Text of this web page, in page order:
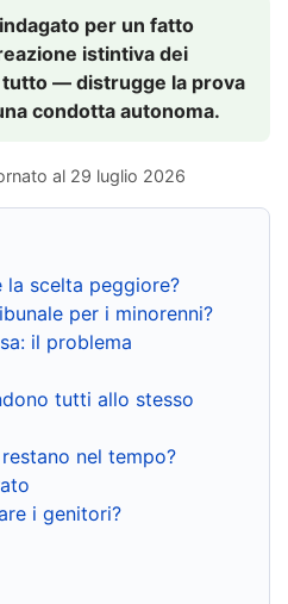
per un fatto
istintiva dei
— distrugge la prova
condotta autonoma.
al 29 luglio 2026
la scelta peggiore?
per i minorenni?
il problema
tutti allo stesso
nel tempo?
i genitori?